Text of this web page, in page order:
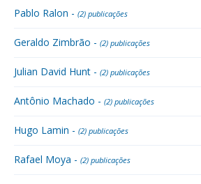
Pablo Ralon - (2) publicações
Geraldo Zimbrão - (2) publicações
Julian David Hunt - (2) publicações
Antônio Machado - (2) publicações
Hugo Lamin - (2) publicações
Rafael Moya - (2) publicações